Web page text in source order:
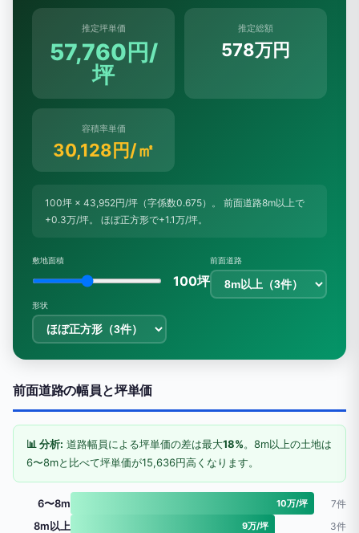
推定坪単価
57,760円/
坪
推定総額
578万円
容積率単価
30,128円/㎡
100坪 × 43,952円/坪（字係数0.675）。 前面道路8m以上で
+0.3万/坪。 ほぼ正方形で+1.1万/坪。
敷地面積
100坪
前面道路
形状
前面道路の幅員と坪単価
📊 分析: 道路幅員による坪単価の差は最大18%。8m以上の土地は
6〜8mと比べて坪単価が15,636円高くなります。
6〜8m 10万/坪 7件
8m以上 9万/坪 3件